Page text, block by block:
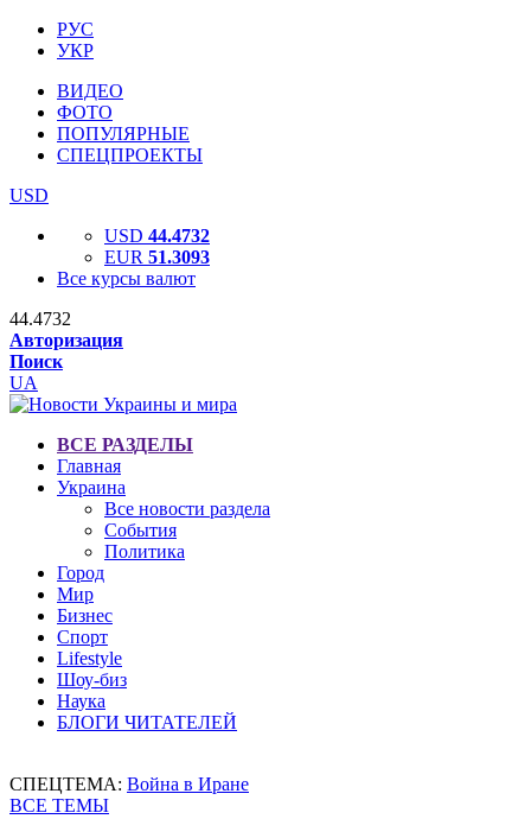
РУС
УКР
ВИДЕО
ФОТО
ПОПУЛЯРНЫЕ
СПЕЦПРОЕКТЫ
USD
USD 44.4732
EUR 51.3093
Все курсы валют
44.4732
Авторизация
Поиск
UA
ВСЕ РАЗДЕЛЫ
Главная
Украина
Все новости раздела
События
Политика
Город
Мир
Бизнес
Спорт
Lifestyle
Шоу-биз
Наука
БЛОГИ ЧИТАТЕЛЕЙ
СПЕЦТЕМА: Война в Иране
ВСЕ ТЕМЫ